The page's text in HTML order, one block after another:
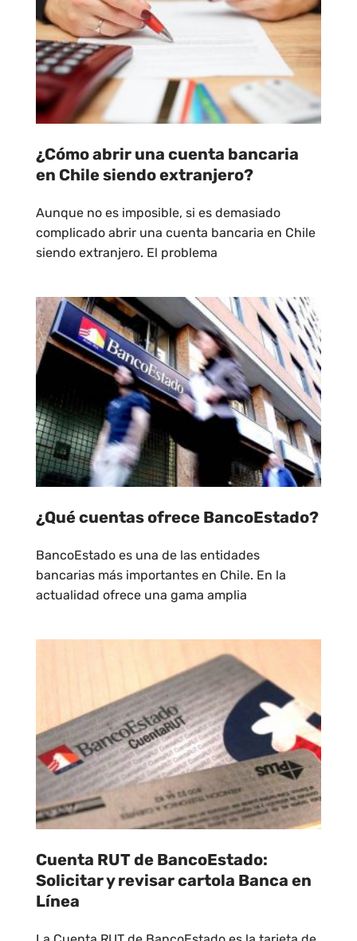
¿Cómo abrir una cuenta bancaria
en Chile siendo extranjero?
Aunque no es imposible, si es demasiado
complicado abrir una cuenta bancaria en Chile
siendo extranjero. El problema
¿Qué cuentas ofrece BancoEstado?
BancoEstado es una de las entidades
bancarias más importantes en Chile. En la
actualidad ofrece una gama amplia
Cuenta RUT de BancoEstado:
Solicitar y revisar cartola Banca en
Línea